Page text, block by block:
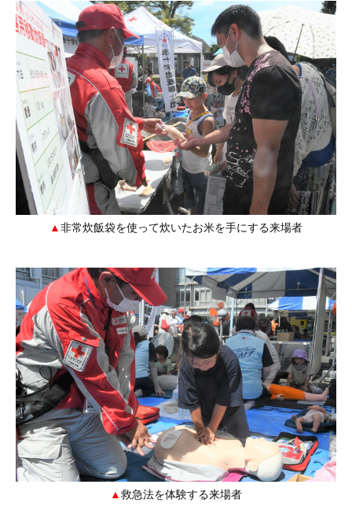
非常炊飯袋を使って炊いたお米を手にする来場者
救急法を体験する来場者